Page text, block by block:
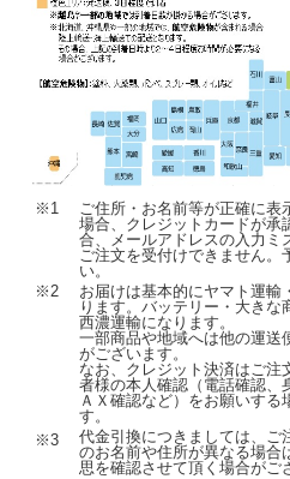
※1
ご住所・お名前等が正確に表
場合、クレジットカードが承
合、メールアドレスの入力ミ
ご注文を受付けできません。
い。
※2
お届けは基本的にヤマト運輸
ります。バッテリー・大きな
西濃運輸になります。
一部商品や地域へは他の運送
がございます。
なお、クレジット決済はご注
者様の本人確認（電話確認、
ＡＸ確認など）をお願いする
す。
※3
代金引換につきましては、ご
のお名前や住所が異なる場合
思を確認させて頂く場合がご